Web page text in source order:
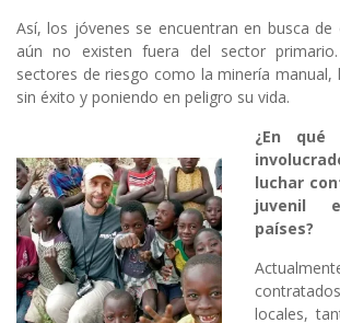
Así, los jóvenes se encuentran en busca de
aún no existen fuera del sector
sectores de riesgo como la minería manual,
sin éxito y poniendo en peligro su vida.
¿En qué
luchar
juvenil
países?
locales,